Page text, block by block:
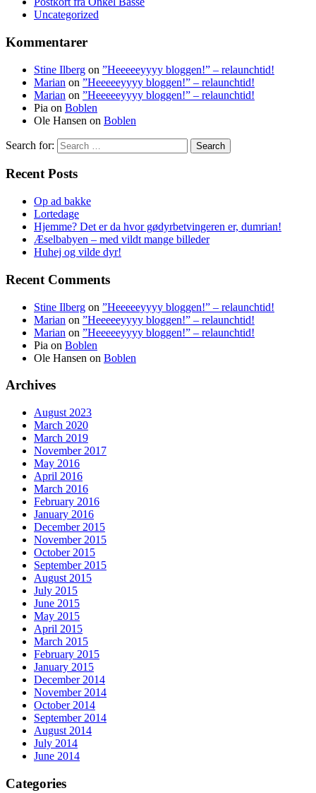
Uncategorized
Kommentarer
Stine Ilberg on ”Heeeeeyyyy bloggen!” – relaunchtid!
Marian on ”Heeeeeyyyy bloggen!” – relaunchtid!
Marian on ”Heeeeeyyyy bloggen!” – relaunchtid!
Pia on Boblen
Ole Hansen on Boblen
Search for:
Recent Posts
Op ad bakke
Lortedage
Hjemme? Det er da hvor gødyrbetvingeren er, dumrian!
Æselbabyen – med vildt mange billeder
Huhej og vilde dyr!
Recent Comments
Stine Ilberg on ”Heeeeeyyyy bloggen!” – relaunchtid!
Marian on ”Heeeeeyyyy bloggen!” – relaunchtid!
Marian on ”Heeeeeyyyy bloggen!” – relaunchtid!
Pia on Boblen
Ole Hansen on Boblen
Archives
August 2023
March 2020
March 2019
November 2017
May 2016
April 2016
March 2016
February 2016
January 2016
December 2015
November 2015
October 2015
September 2015
August 2015
July 2015
June 2015
May 2015
April 2015
March 2015
February 2015
January 2015
December 2014
November 2014
October 2014
September 2014
August 2014
July 2014
June 2014
Categories